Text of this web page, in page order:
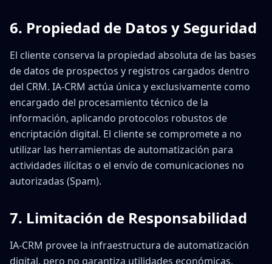
6. Propiedad de Datos y Seguridad
El cliente conserva la propiedad absoluta de las bases
de datos de prospectos y registros cargados dentro
del CRM. IA-CRM actúa única y exclusivamente como
encargado del procesamiento técnico de la
información, aplicando protocolos robustos de
encriptación digital. El cliente se compromete a no
utilizar las herramientas de automatización para
actividades ilícitas o el envío de comunicaciones no
autorizadas (Spam).
7. Limitación de Responsabilidad
IA-CRM provee la infraestructura de automatización
digital, pero no garantiza utilidades económicas,